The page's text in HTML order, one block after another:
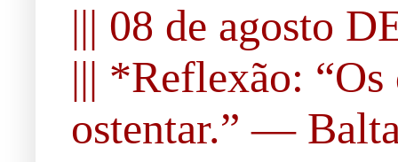
||| 08 de agosto
||| *Reflexão: “Os
ostentar.” ―